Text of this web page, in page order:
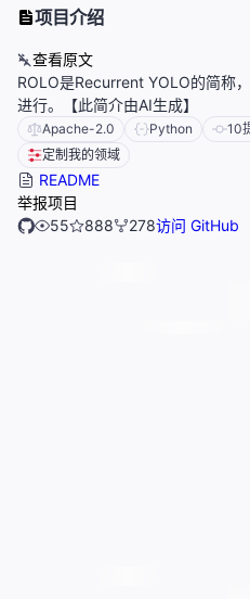
项目介绍
查看原文
ROLO是Recurrent YOLO的简称
进行。【此简介由AI生成】
Apache-2.0 Python 10
定制我的领域
README
举报项目
55
888 278访问 GitHub